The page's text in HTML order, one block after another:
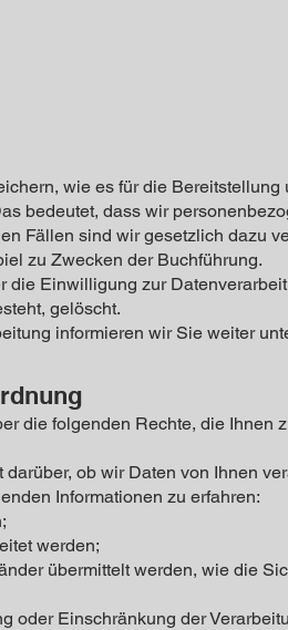
wie es für die
bedeutet, dass wir
Fällen sind wir gesetzlich dazu
zu Zwecken der Buchführung.
Einwilligung zur
gelöscht.
informieren wir Sie weiter
die folgenden Rechte, die Ihnen
ob wir Daten von Ihnen
Informationen zu erfahren:
werden;
übermittelt werden, wie die
oder Einschränkung der